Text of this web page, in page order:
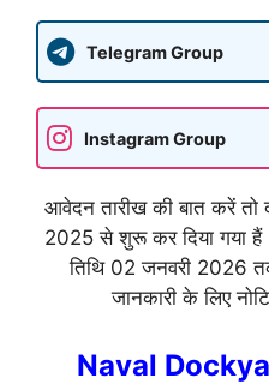
Telegram Group
Instagram Group
आवेदन तारीख की बात करें तो
2025 से शुरू कर दिया गया
तिथि 02 जनवरी 2026
जानकारी के लिए
Naval